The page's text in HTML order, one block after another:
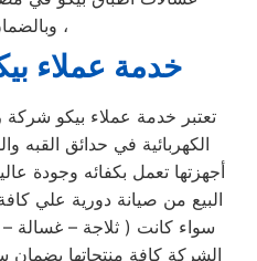
وبالضمان المعتمد ،
خدمة عملاء
تعتبر خدمة عملاء بيكو
الكهربائية في حدائق
أجهزتها تعمل بكفائه وجودة
البيع من صيانة دورية علي
سواء كانت ( ثلاجة – غسالة